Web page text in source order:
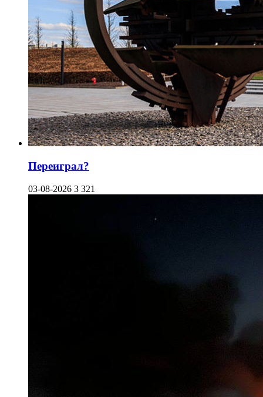
Переиграл?
03-08-2026 3 321